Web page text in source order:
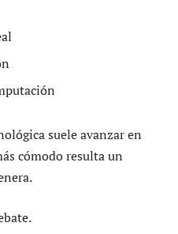
suele avanzar en
cómodo resulta un